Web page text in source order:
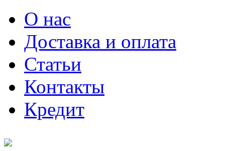
О нас
Доставка и оплата
Статьи
Контакты
Кредит